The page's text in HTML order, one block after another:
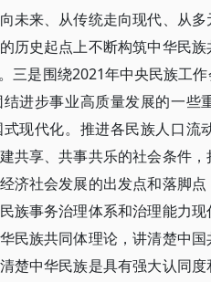
未来、从传统走向现代、从
历史起点上不断构筑中华民
三是围绕2021年中央民族工
进步事业高质量发展的一些
现代化。推进各民族人口流
共享、共事共乐的社会条件
济社会发展的出发点和落脚
族事务治理体系和治理能力
民族共同体理论，讲清楚中
楚中华民族是具有强大认同